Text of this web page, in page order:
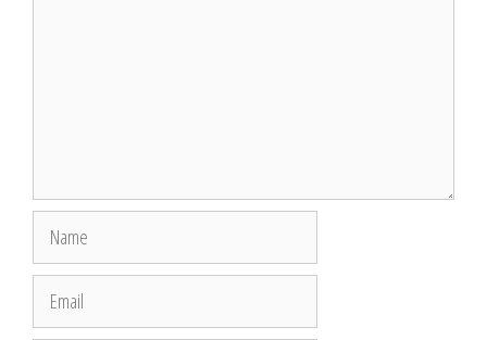
Name
Email